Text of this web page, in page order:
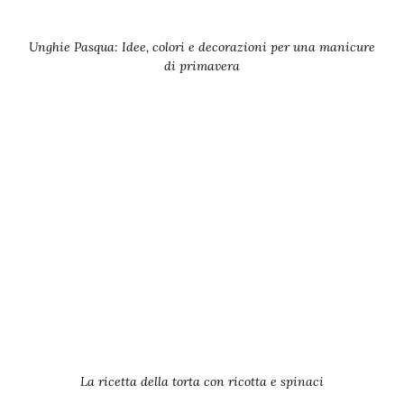
Unghie Pasqua: Idee, colori e decorazioni per una manicure
di primavera
La ricetta della torta con ricotta e spinaci